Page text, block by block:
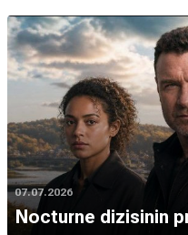
07.07.2026
Nocturne dizisinin